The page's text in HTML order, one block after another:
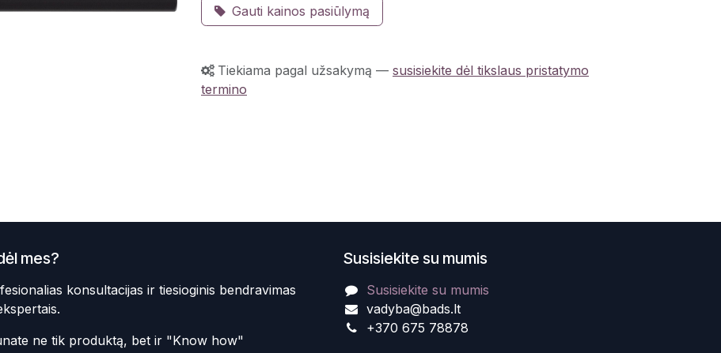
Gauti kainos pasiūlymą
Tiekiama pagal užsakymą — susisiekite dėl tikslaus pristatymo
termino
Susisiekite su mumis
Susisiekite su mumis
vadyba@bads.lt
+370 675 78878
mes?
konsultacijas ir tiesioginis bendravimas
ne tik produktą, bet ir "Know how"